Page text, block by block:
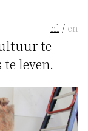
te
leven.
nl / en